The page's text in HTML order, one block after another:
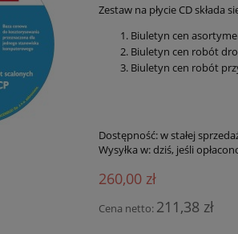
Zestaw na płycie CD składa
Biuletyn cen
Biuletyn cen robót
Biuletyn cen robót
Dostępność:w stałej
Wysyłka w:dziś, jeśli
260,00 zł
Cena netto: 211,38 zł